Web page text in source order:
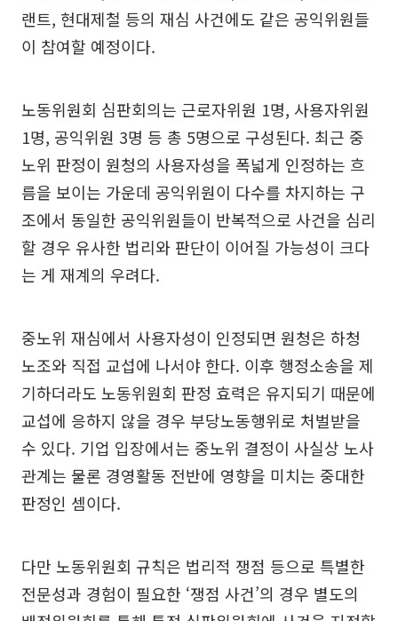
랜트, 현대제철 등의 재심 사건에도 같은 공익위원들
이 참여할 예정이다.
노동위원회 심판회의는 근로자위원 1명, 사용자위원
1명, 공익위원 3명 등 총 5명으로 구성된다. 최근 중
노위 판정이 원청의 사용자성을 폭넓게 인정하는 흐
름을 보이는 가운데 공익위원이 다수를 차지하는 구
조에서 동일한 공익위원들이 반복적으로 사건을 심리
할 경우 유사한 법리와 판단이 이어질 가능성이 크다
는 게 재계의 우려다.
중노위 재심에서 사용자성이 인정되면 원청은 하청
노조와 직접 교섭에 나서야 한다. 이후 행정소송을 제
기하더라도 노동위원회 판정 효력은 유지되기 때문에
교섭에 응하지 않을 경우 부당노동행위로 처벌받을
수 있다. 기업 입장에서는 중노위 결정이 사실상 노사
관계는 물론 경영활동 전반에 영향을 미치는 중대한
판정인 셈이다.
다만 노동위원회 규칙은 법리적 쟁점 등으로 특별한
전문성과 경험이 필요한 ‘쟁점 사건’의 경우 별도의